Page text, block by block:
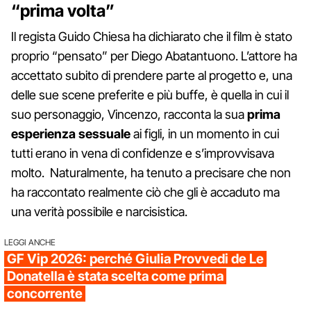
“prima volta”
Il regista Guido Chiesa ha dichiarato che il film è stato
proprio “pensato” per Diego Abatantuono. L’attore ha
accettato subito di prendere parte al progetto e, una
delle sue scene preferite e più buffe, è quella in cui il
suo personaggio, Vincenzo, racconta la suaprima
esperienza sessualeai figli, in un momento in cui
tutti erano in vena di confidenze e s’improvvisava
molto. Naturalmente, ha tenuto a precisare che non
ha raccontato realmente ciò che gli è accaduto ma
una verità possibile e narcisistica.
LEGGI ANCHE
GF Vip 2026: perché Giulia Provvedi de Le
Donatella è stata scelta come prima
concorrente